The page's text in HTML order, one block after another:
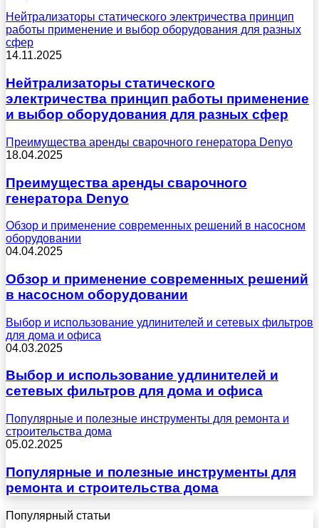
Нейтрализаторы статического электричества принцип
работы применение и выбор оборудования для разных
сфер
14.11.2025
Нейтрализаторы статического
электричества принцип работы применение
и выбор оборудования для разных сфер
Преимущества аренды сварочного генератора Denyo
18.04.2025
Преимущества аренды сварочного
генератора Denyo
Обзор и применение современных решений в насосном
оборудовании
04.04.2025
Обзор и применение современных решений
в насосном оборудовании
Выбор и использование удлинителей и сетевых фильтров
для дома и офиса
04.03.2025
Выбор и использование удлинителей и
сетевых фильтров для дома и офиса
Популярные и полезные инструменты для ремонта и
строительства дома
05.02.2025
Популярные и полезные инструменты для
ремонта и строительства дома
Популярный статьи